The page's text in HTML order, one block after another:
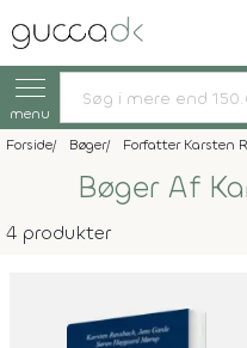
menu
Forside Bøger Forfatter Karsten
Bøger Af
4 produkter